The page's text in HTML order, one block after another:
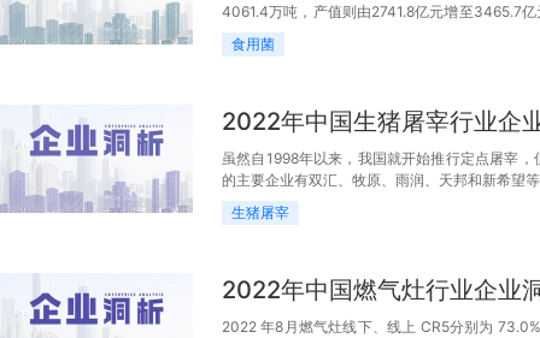
4061.4万吨，产值则由2741.8亿元增至3465.7
比减少了9.07亿美元。
食用菌
2022年中国生猪屠宰行业企
虽然自1998年以来，我国就开始推行定点屠宰
的主要企业有双汇、牧原、雨润、天邦和新希望
大提升空间，规模企业的屠宰行业实际产能利用
生猪屠宰
2022年中国燃气灶行业企业
2022 年8月燃气灶线下、线上 CR5分别为